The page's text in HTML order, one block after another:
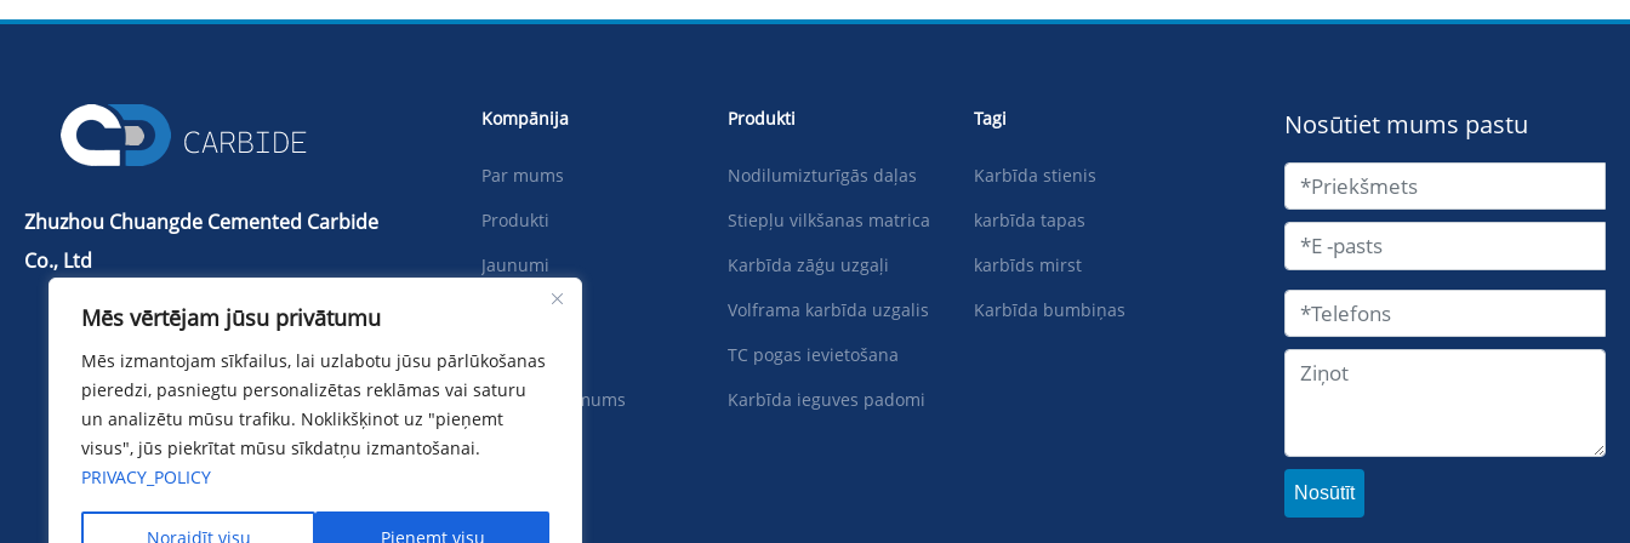
Zhuzhou Chuangde Cemented Carbide
Co., Ltd
Tālr.：+86 731 22506139
info@cdcarbide.com
Pievienot215, ēka 1, Starptautisko
studentu pionieru parks, Taishan Road,
Tianyuan rajons, Džudžou pilsēta
Kompānija
Par mums
Produkti
Jaunumi
Lejupielādēt
Fotoattēls
Sazinies ar mums
Produkti
Nodilumizturīgās daļas
Stiepļu vilkšanas matrica
Karbīda zāģu uzgaļi
Volframa karbīda uzgalis
TC pogas ievietošana
Karbīda ieguves padomi
Tagi
Karbīda stienis
karbīda tapas
karbīds mirst
Karbīda bumbiņas
Nosūtiet mums pastu
Nosūtīt
Mēs vērtējam jūsu privātumu
Mēs izmantojam sīkfailus, lai uzlabotu jūsu pārlūkošanas
pieredzi, pasniegtu personalizētas reklāmas vai saturu
un analizētu mūsu trafiku. Noklikšķinot uz "pieņemt
visus", jūs piekrītat mūsu sīkdatņu izmantošanai.
PRIVACY_POLICY
Noraidīt visu Pieņemt visu